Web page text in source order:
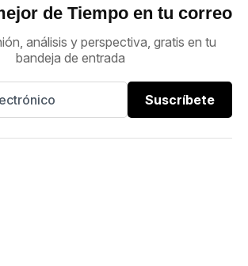
de Tiempo en tu correo
análisis y perspectiva, gratis en tu
bandeja de entrada
Suscríbete